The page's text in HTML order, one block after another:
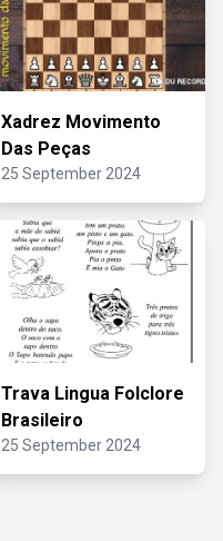
Xadrez Movimento
Das Peças
25 September 2024
Trava Lingua Folclore
Brasileiro
25 September 2024